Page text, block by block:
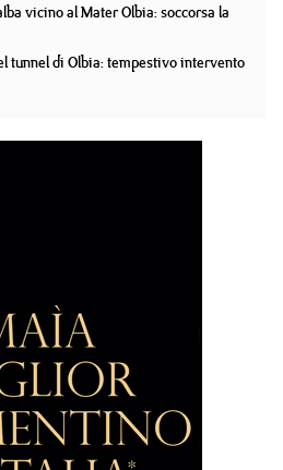
vicino al Mater Olbia: soccorsa la
tunnel di Olbia: tempestivo intervento